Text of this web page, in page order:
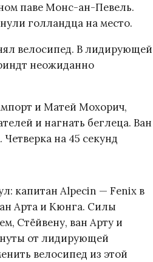
паве Монс-ан-Певель.
голландца на место.
велосипед. В лидирующей
неожиданно
и Матей Мохорич,
и нагнать беглеца. Ван
на 45 секунд
капитан Alpecin — Fenix в
Арта и Кюнга. Силы
Стёйвену, ван Арту и
от лидирующей
велосипед из этой